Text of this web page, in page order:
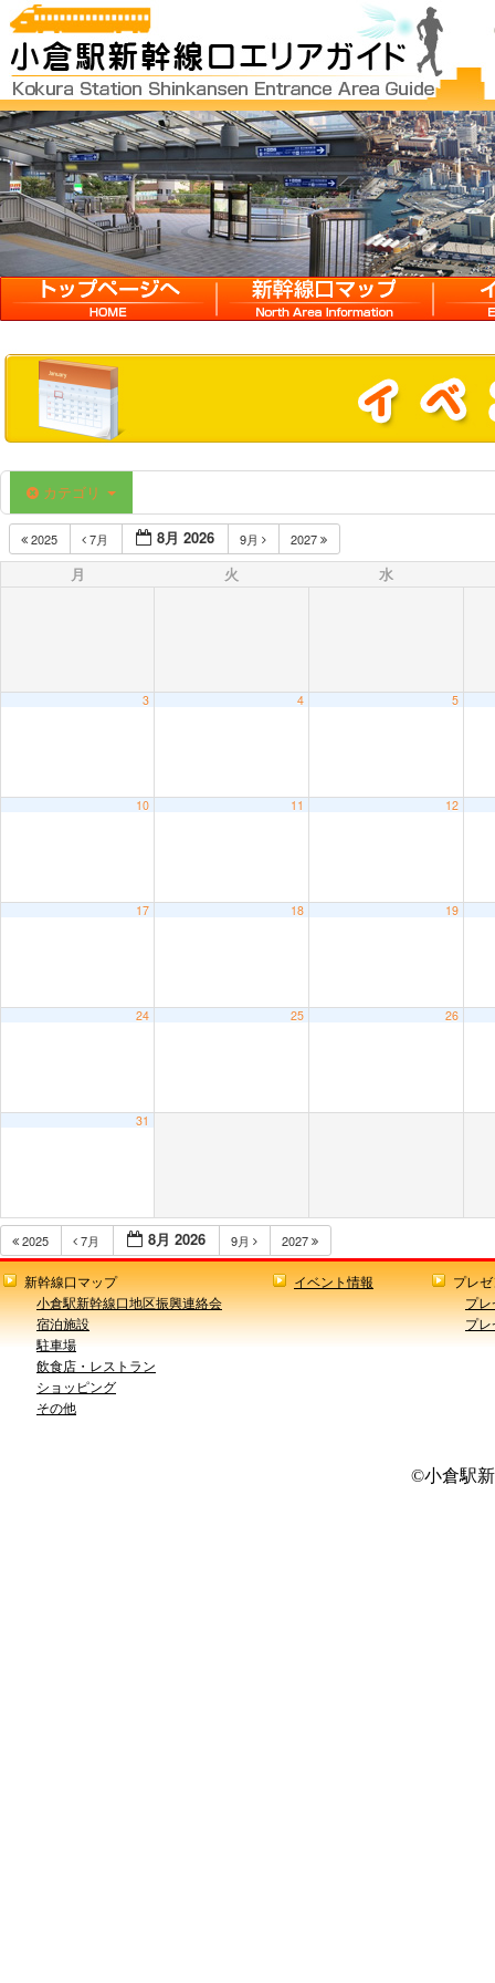
カテゴリ
2025 7月 8月 2026 9月 2027
月 火 水
3 4 5
10 11 12
17 18 19
24 25 26
31
2025 7月 8月 2026 9月 2027
新幹線口マップ
小倉駅新幹線口地区振興連絡会
宿泊施設
駐車場
飲食店・レストラン
ショッピング
その他
イベント情報
プレ
プレ
プレ
©小倉駅